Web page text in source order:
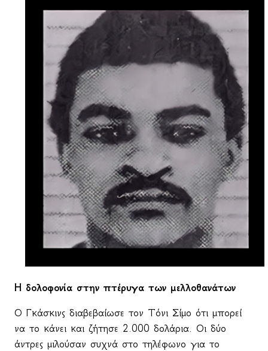
Η δολοφονία στην πτέρυγα των μελλοθανάτων
Ο Γκάσκινς διαβεβαίωσε τον Τόνι Σίμο ότι μπορεί
να το κάνει και ζήτησε 2.000 δολάρια. Οι δύο
άντρες μιλούσαν συχνά στο τηλέφωνο για το